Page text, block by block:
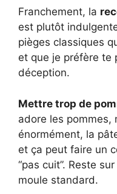
Franchement, la
est plutôt
pièges classiques
et que je préfère te
déception.
Mettre trop de
adore les pommes,
énormément, la
et ça peut faire un
“pas cuit”. Reste
moule standard.